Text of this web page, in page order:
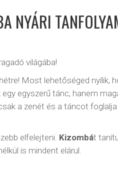
NYÁRI
világába!
Most lehetőséged nyílik,
egyszerű tánc, hanem
a zenét és a táncot
elfelejteni. Kizombát
is mindent elárul.